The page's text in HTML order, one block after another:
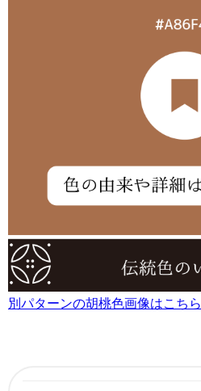
別パターンの胡桃色画像はこちら